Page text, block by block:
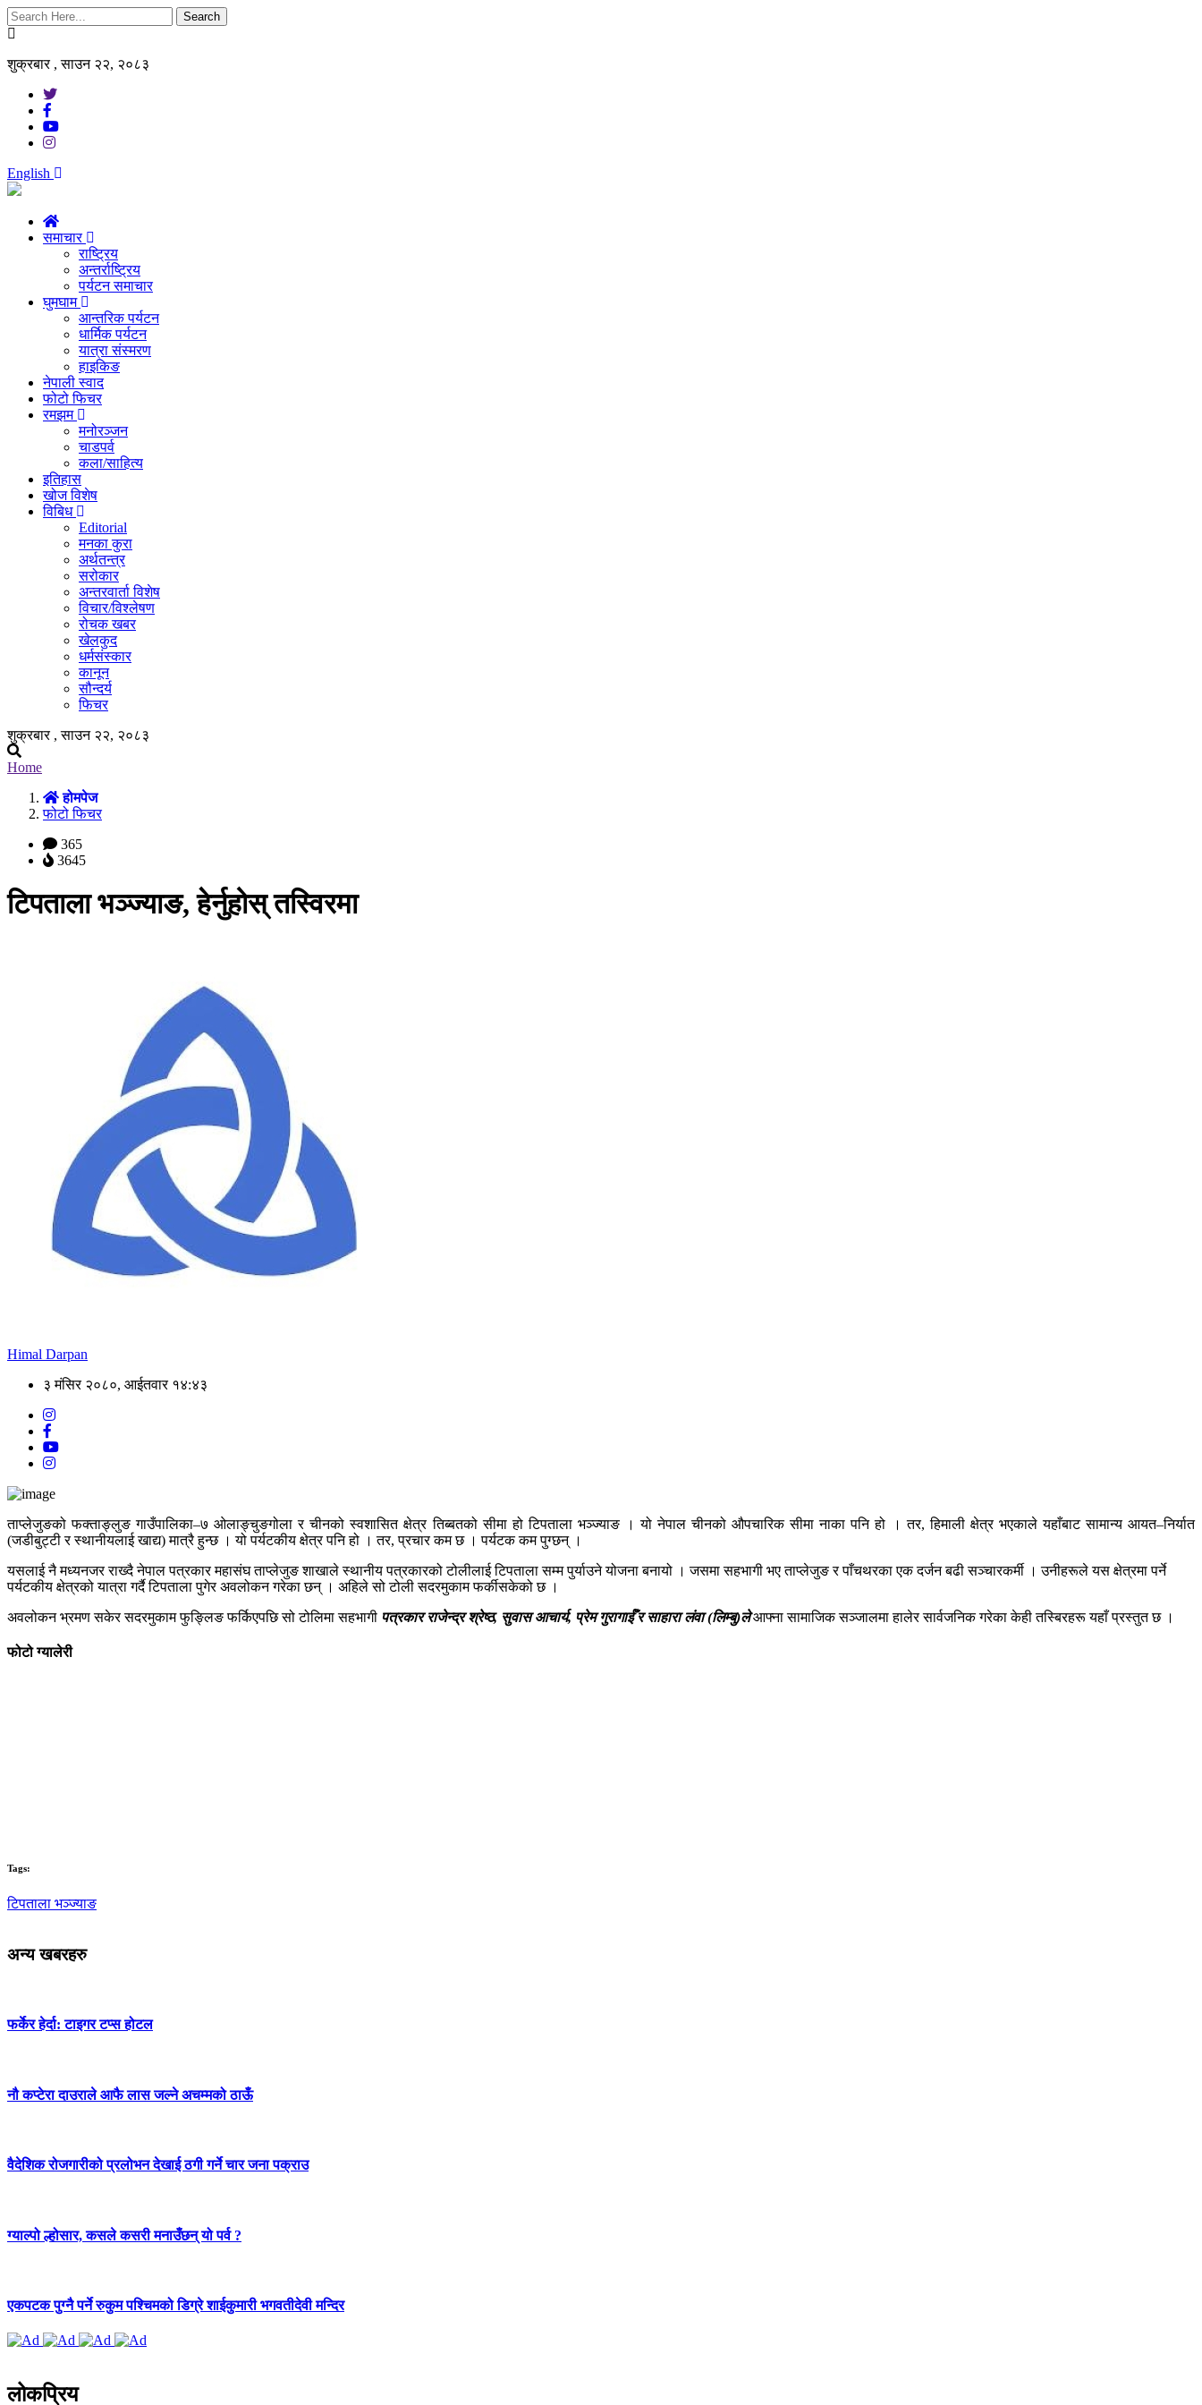
Search
शुक्रबार , साउन २२, २०८३
English
समाचार
राष्ट्रिय
अन्तर्राष्ट्रिय
पर्यटन समाचार
घुमघाम
आन्तरिक पर्यटन
धार्मिक पर्यटन
यात्रा संस्मरण
हाइकिङ
नेपाली स्वाद
फोटो फिचर
रमझम
मनोरञ्जन
चाडपर्व
कला/साहित्य
इतिहास
खोज विशेष
विबिध
Editorial
मनका कुरा
अर्थतन्त्र
सरोकार
अन्तरवार्ता विशेष
विचार/विश्लेषण
रोचक खबर
खेलकुद
धर्मसंस्कार
कानून
सौन्दर्य
फिचर
शुक्रबार , साउन २२, २०८३
Home
होमपेज
फोटो फिचर
365
3645
टिपताला भञ्ज्याङ, हेर्नुहोस् तस्विरमा
Himal Darpan
३ मंसिर २०८०, आईतवार १४:४३
ताप्लेजुङको फक्ताङ्लुङ गाउँपालिका–७ ओलाङ्चुङगोला र चीनको स्वशासित क्षेत्र तिब्बतको सीमा हो टिपताला भञ्ज्याङ । यो नेपाल चीनको औपचारिक सीमा नाका पनि हो । तर, हिमाली क्षेत्र भएकाले यहाँबाट सामान्य आयत–निर्यात
(जडीबुट्टी र स्थानीयलाई खाद्य) मात्रै हुन्छ । यो पर्यटकीय क्षेत्र पनि हो । तर, प्रचार कम छ । पर्यटक कम पुग्छन् ।
यसलाई नै मध्यनजर राख्दै नेपाल पत्रकार महासंघ ताप्लेजुङ शाखाले स्थानीय पत्रकारको टोलीलाई टिपताला सम्म पुर्याउने योजना बनायो । जसमा सहभागी भए ताप्लेजुङ र पाँचथरका एक दर्जन बढी सञ्चारकर्मी । उनीहरूले यस क्षेत्रमा पर्ने
पर्यटकीय क्षेत्रको यात्रा गर्दै टिपताला पुगेर अवलोकन गरेका छन् । अहिले सो टोली सदरमुकाम फर्कीसकेको छ ।
अवलोकन भ्रमण सकेर सदरमुकाम फुङ्लिङ फर्किएपछि सो टोलिमा सहभागी पत्रकार राजेन्द्र श्रेष्ठ, सुवास आचार्य, प्रेम गुरागाईँ र साहारा लंवा (लिम्बु)ले आफ्ना सामाजिक सञ्जालमा हालेर सार्वजनिक गरेका केही तस्बिरहरू यहाँ प्रस्तुत छ ।
फोटो ग्यालेरी
Tags:
टिपताला भञ्ज्याङ
अन्य खबरहरु
फर्केर हेर्दा: टाइगर टप्स होटल
नौ कप्टेरा दाउराले आफै लास जल्ने अचम्मको ठाऊँ
वैदेशिक रोजगारीको प्रलोभन देखाई ठगी गर्ने चार जना पक्राउ
ग्याल्पो ल्होसार, कसले कसरी मनाउँछन् यो पर्व ?
एकपटक पुग्‍नै पर्ने रुकुम पश्चिमको डिग्रे शाईकुमारी भगवतीदेवी मन्दिर
लोकप्रिय